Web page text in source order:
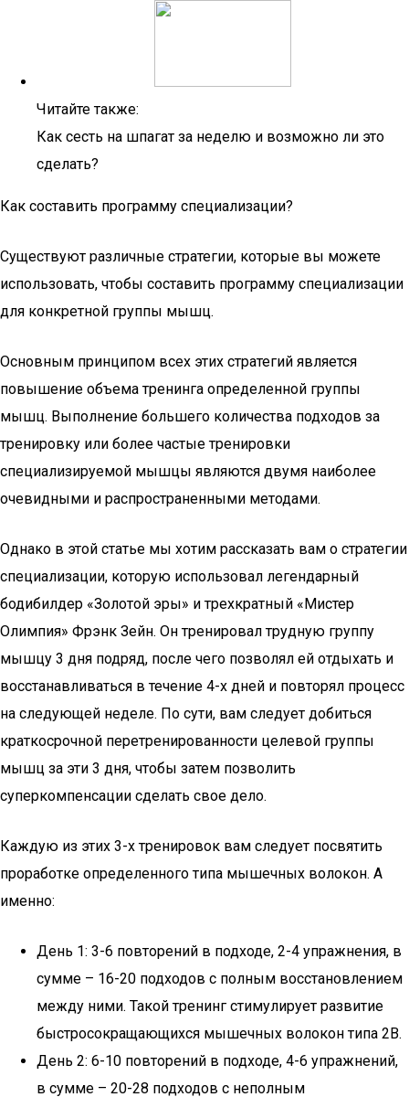
Читайте также:
Как сесть на шпагат за неделю и возможно ли это
сделать?
Как составить программу специализации?
Существуют различные стратегии, которые вы можете
использовать, чтобы составить программу специализации
для конкретной группы мышц.
Основным принципом всех этих стратегий является
повышение объема тренинга определенной группы
мышц. Выполнение большего количества подходов за
тренировку или более частые тренировки
специализируемой мышцы являются двумя наиболее
очевидными и распространенными методами.
Однако в этой статье мы хотим рассказать вам о стратегии
специализации, которую использовал легендарный
бодибилдер «Золотой эры» и трехкратный «Мистер
Олимпия» Фрэнк Зейн. Он тренировал трудную группу
мышцу 3 дня подряд, после чего позволял ей отдыхать и
восстанавливаться в течение 4-х дней и повторял процесс
на следующей неделе. По сути, вам следует добиться
краткосрочной перетренированности целевой группы
мышц за эти 3 дня, чтобы затем позволить
суперкомпенсации сделать свое дело.
Каждую из этих 3-х тренировок вам следует посвятить
проработке определенного типа мышечных волокон. А
именно:
День 1: 3-6 повторений в подходе, 2-4 упражнения, в
сумме – 16-20 подходов с полным восстановлением
между ними. Такой тренинг стимулирует развитие
быстросокращающихся мышечных волокон типа 2В.
День 2: 6-10 повторений в подходе, 4-6 упражнений,
в сумме – 20-28 подходов с неполным